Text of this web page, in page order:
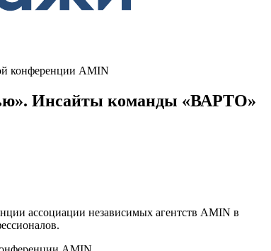
конференции AMIN
Инсайты команды «ВАРТО»
ассоциации независимых агентств AMIN в